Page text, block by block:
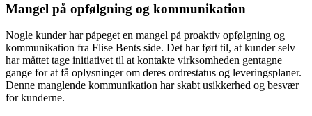
Mangel på opfølgning og kommunikation
Nogle kunder har påpeget en mangel på proaktiv opfølgning og
kommunikation fra Flise Bents side. Det har ført til, at kunder selv
har måttet tage initiativet til at kontakte virksomheden gentagne
gange for at få oplysninger om deres ordrestatus og leveringsplaner.
Denne manglende kommunikation har skabt usikkerhed og besvær
for kunderne.